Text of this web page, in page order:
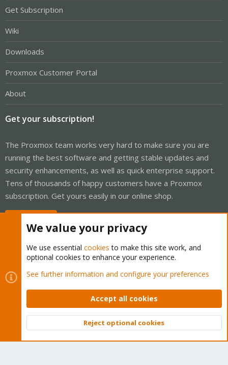
Get Subscription
Wiki
Downloads
Proxmox Customer Portal
About
Get your subscription!
The Proxmox team works very hard to make sure you are
running the best software and getting stable updates and
security enhancements, as well as quick enterprise support.
Tens of thousands of happy customers have a Proxmox
subscription. Get yours easily in our online shop.
Cookies
Proxmox Support Forum - Light Mode
Contact us
Terms and rules Privacy policy Help Home
Community platform by XenForo © 2010-2026 XenForo Ltd.
Top
We value your privacy
We use essential cookies to make this site work, and
optional cookies to enhance your experience.
See further information and configure your preferences
Accept all cookies
Reject optional cookies